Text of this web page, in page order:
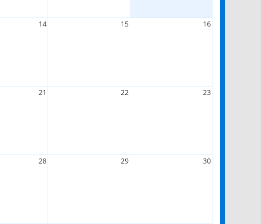
14 15 16
21 22 23
28 29 30